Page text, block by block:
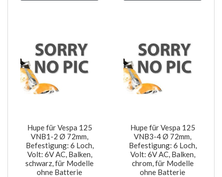
Hupe für Vespa 125
VNB1-2 Ø 72mm,
Befestigung: 6 Loch,
Volt: 6V AC, Balken,
schwarz, für Modelle
ohne Batterie
Hupe für Vespa 125
VNB3-4 Ø 72mm,
Befestigung: 6 Loch,
Volt: 6V AC, Balken,
chrom, für Modelle
ohne Batterie